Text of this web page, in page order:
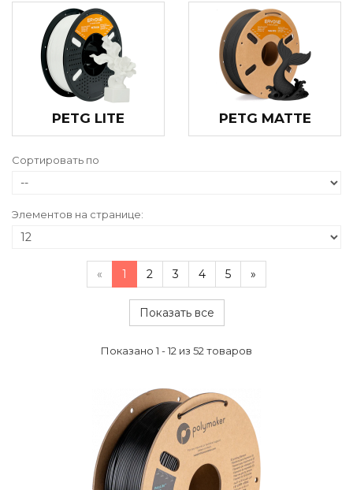
PETG LITE PETG MATTE
Сортировать по
Элементов на странице:
« 1 2 3 4 5 »
Показать все
Показано 1 - 12 из 52 товаров